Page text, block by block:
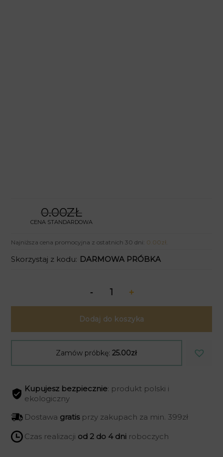
0.00ZŁ
CENA STANDARDOWA
Najniższa cena promocyjna z ostatnich 30 dni: 0.00zł
Skorzystaj z kodu: DARMOWA PRÓBKA
Dodaj do koszyka
Zamów próbkę:25.00zł
Kupujesz bezpiecznie: produkt polski i
ekologiczny
Dostawa gratisprzy zakupach za min. 399zł
Czas realizacji od 2 do 4 dni roboczych